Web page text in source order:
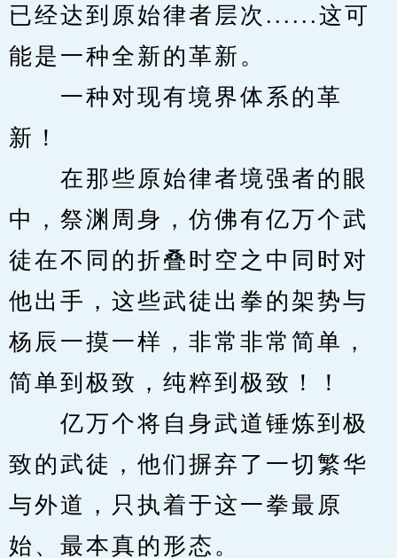
已经达到原始律者层次......这可
能是一种全新的革新。
一种对现有境界体系的革
新！
在那些原始律者境强者的眼
中，祭渊周身，仿佛有亿万个武
徒在不同的折叠时空之中同时对
他出手，这些武徒出拳的架势与
杨辰一摸一样，非常非常简单，
简单到极致，纯粹到极致！！
亿万个将自身武道锤炼到极
致的武徒，他们摒弃了一切繁华
与外道，只执着于这一拳最原
始、最本真的形态。